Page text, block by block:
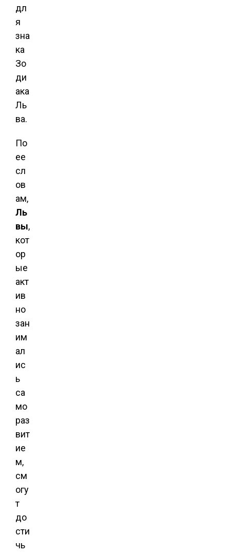
дл
я
зна
ка
Зо
ди
ака
Ль
ва.
По
ее
сл
ов
ам,
Ль
вы,
кот
ор
ые
акт
ив
но
зан
им
ал
ис
ь
са
мо
раз
вит
ие
м,
см
огу
т
до
сти
чь